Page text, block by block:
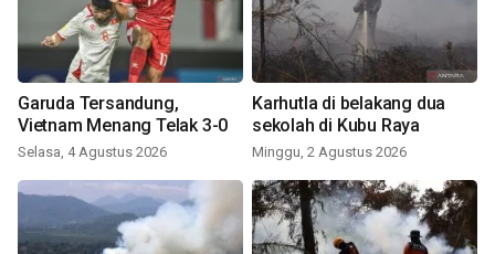
Garuda Tersandung,
Vietnam Menang Telak 3-0
Selasa, 4 Agustus 2026
Karhutla di belakang dua
sekolah di Kubu Raya
Minggu, 2 Agustus 2026